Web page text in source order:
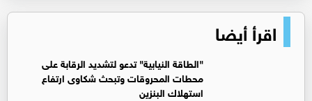
اقرأ أيضا
"الطاقة النيابية" تدعو لتشديد الرقابة على
محطات المحروقات وتبحث شكاوى ارتفاع
استهلاك البنزين